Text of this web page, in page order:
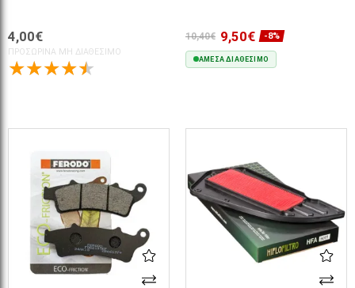
4,00€
ΠΡΟΣΩΡΙΝΆ ΜΗ ΔΙΑΘΈΣΙΜΟ
10,40€ 9,50€ -8%
ΆΜΕΣΑ ΔΙΑΘΈΣΙΜΟ